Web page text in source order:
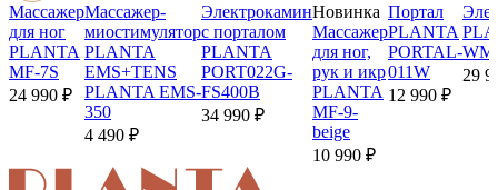
Массажер
для ног
PLANTA
MF-7S
24 990 ₽
Массажер-
миостимулятор
PLANTA
EMS+TENS
PLANTA EMS-
350
4 490 ₽
Электрокамин
с порталом
PLANTA
PORT022G-
FS400B
34 990 ₽
Новинка
Массажер
для ног,
рук и икр
PLANTA
MF-9-
beige
10 990 ₽
Портал
PLANTA
PORTAL-
011W
12 990 ₽
29